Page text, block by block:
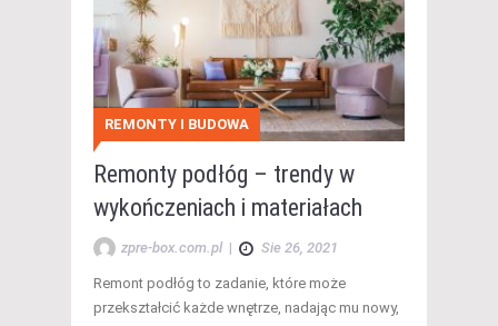
REMONTY I BUDOWA
Remonty podłóg – trendy w
wykończeniach i materiałach
zpre-box.com.pl | Sie 26, 2021
Remont podłóg to zadanie, które może
przekształcić każde wnętrze, nadając mu nowy,